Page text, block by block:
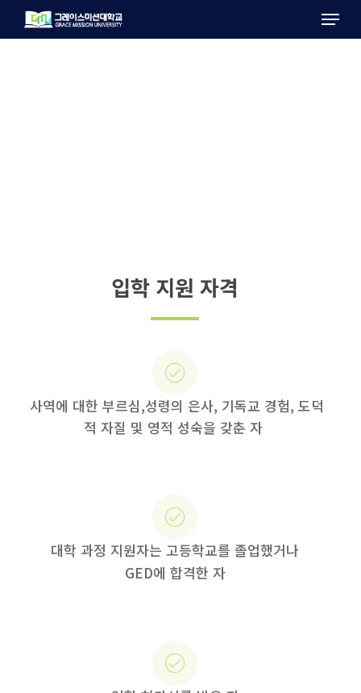
Menu
입학 지원 자격
사역에 대한 부르심,성령의 은사, 기독교 경험, 도덕
적 자질 및 영적 성숙을 갖춘 자
대학 과정 지원자는 고등학교를 졸업했거나
GED에 합격한 자